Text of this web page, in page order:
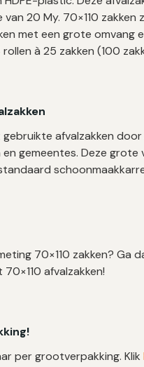
20 My. 70×110
met een grote omvang
à 25 zakken (100
gebruikte afvalzakken
gemeentes. Deze
70×110 zakken? Ga
afvalzakken!
per grootverpakking. Klik